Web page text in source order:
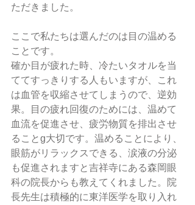
ただきました。
ここで私たちは選んだのは目の温める
ことです。
確か目が疲れた時、冷たいタオルを当
ててすっきりする人もいますが、これ
は血管を収縮させてしまうので、逆効
果。目の疲れ回復のためには、温めて
血流を促進させ、疲労物質を排出させ
ることg大切です。温めることにより、
眼筋がリラックスできる、涙液の分泌
も促進されますと吉祥寺にある森岡眼
科の院長からも教えてくれました。院
長先生は積極的に東洋医学を取り入れ